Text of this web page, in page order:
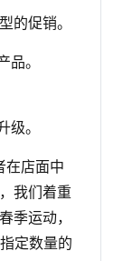
的促销。
。
。
在店面中
我们着重
季运动，
定数量的